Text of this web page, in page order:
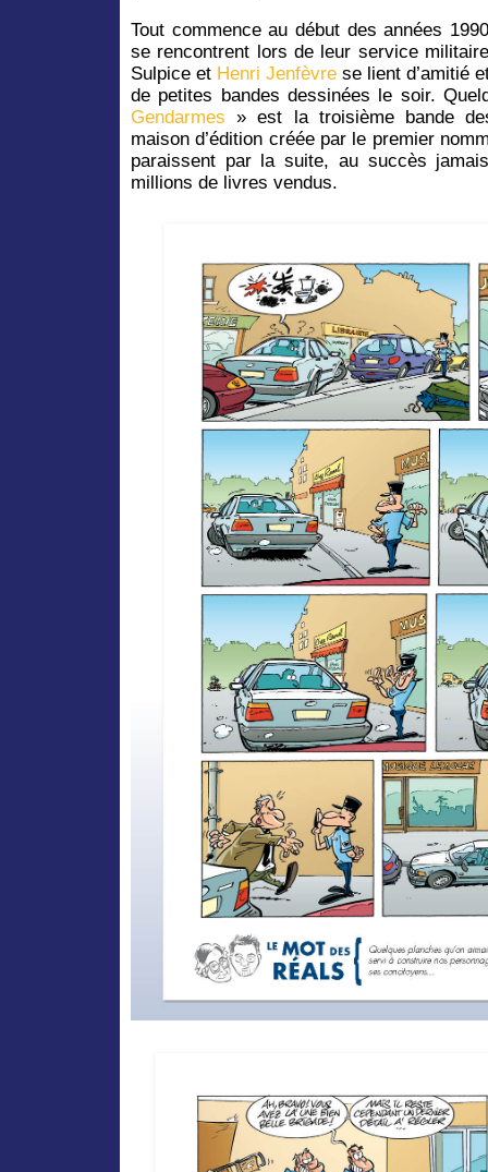
Tout commence au début des années
se rencontrent lors de leur service
Sulpice et Henri Jenfèvre se lient d’amitié
de petites bandes dessinées le soir.
Gendarmes » est la troisième bande
maison d’édition créée par le premier
paraissent par la suite, au succès
millions de livres vendus.